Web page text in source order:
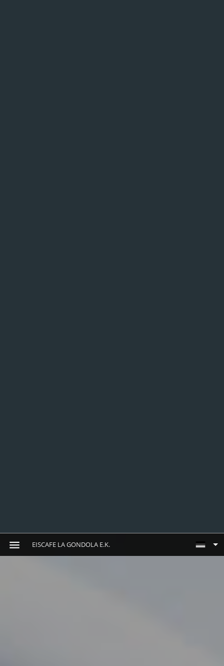
EISCAFE LA GONDOLA E.K.